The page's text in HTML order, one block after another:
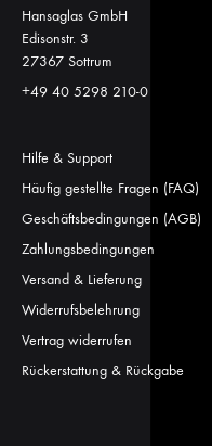
Hansaglas GmbH
Edisonstr. 3
27367 Sottrum
+49 40 5298 210-0
Hilfe & Support
Häufig gestellte Fragen (FAQ)
Geschäftsbedingungen (AGB)
Zahlungsbedingungen
Versand & Lieferung
Widerrufsbelehrung
Vertrag widerrufen
Rückerstattung & Rückgabe